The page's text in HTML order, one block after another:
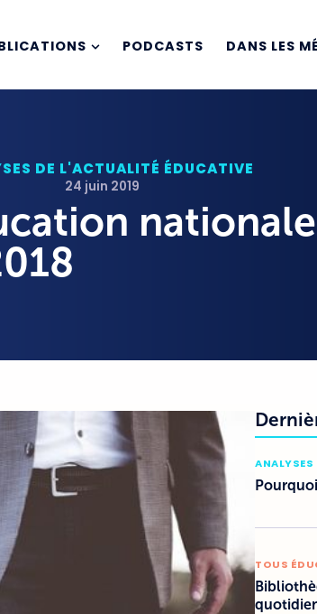
PODCASTS DANS LES
DE L'ACTUALITÉ ÉDUCATIVE
24 juin 2019
TOUS